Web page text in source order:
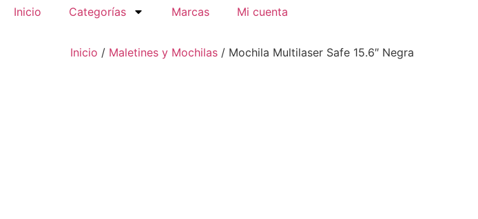
Inicio Categorías Marcas Mi cuenta
Inicio / Maletines y Mochilas / Mochila Multilaser Safe 15.6″ Negra